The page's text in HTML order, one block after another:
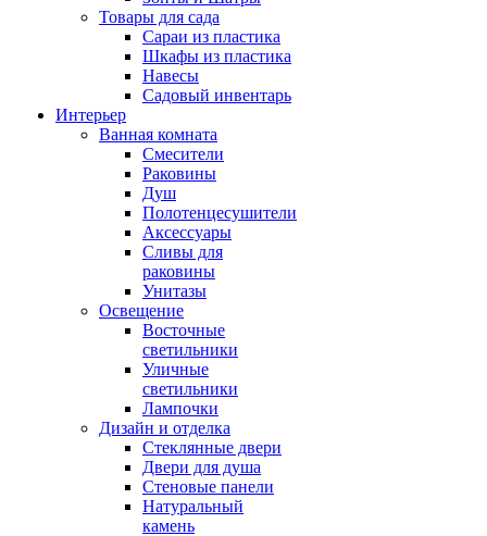
Товары для сада
Сараи из пластика
Шкафы из пластика
Навесы
Садовый инвентарь
Интерьер
Ванная комната
Смесители
Раковины
Душ
Полотенцесушители
Аксессуары
Сливы для
раковины
Унитазы
Освещение
Восточные
светильники
Уличные
светильники
Лампочки
Дизайн и отделка
Стеклянные двери
Двери для душа
Стеновые панели
Натуральный
камень